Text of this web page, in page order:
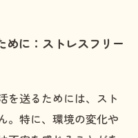
めに：ストレスフリー
を送るためには、スト
。特に、環境の変化や